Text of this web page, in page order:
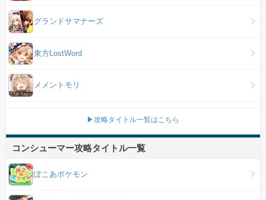
グランドサマナーズ
東方LostWord
メメントモリ
▶攻略タイトル一覧はこちら
コンシューマー攻略タイトル一覧
ぽこあポケモン